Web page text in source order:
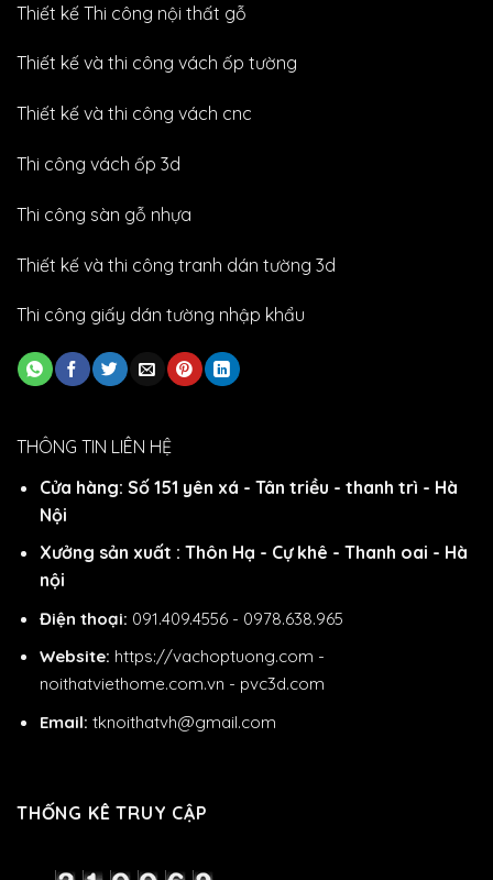
Thiết kế Thi công nội thất gỗ
Thiết kế và thi công vách ốp tường
Thiết kế và thi công vách cnc
Thi công vách ốp 3d
Thi công sàn gỗ nhựa
Thiết kế và thi công tranh dán tường 3d
Thi công giấy dán tường nhập khẩu
THÔNG TIN LIÊN HỆ
Cửa hàng: Số 151 yên xá - Tân triều - thanh trì - Hà
Nội
Xưởng sản xuất : Thôn Hạ - Cự khê - Thanh oai - Hà
nội
Điện thoại: 091.409.4556 - 0978.638.965
Website: https://vachoptuong.com -
noithatviethome.com.vn - pvc3d.com
Email: tknoithatvh@gmail.com
THỐNG KÊ TRUY CẬP